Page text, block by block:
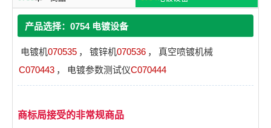
产品选择：0754 电镀设备
电镀机070535 ， 镀锌机070536 ，
真空喷镀机械
C070443 ， 电镀参数测试仪C070444
商标局接受的非常规商品